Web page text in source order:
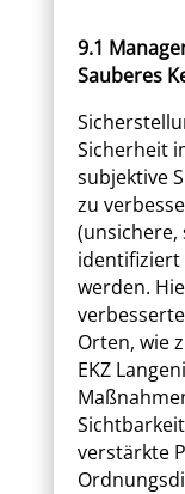
9.1
Sauberes
Sicherheit
subjektive
zu
(unsichere,
identifiziert
werden.
Orten, wie
EKZ
verstärkte